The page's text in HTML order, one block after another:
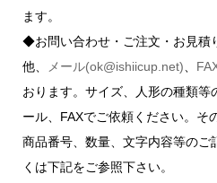
ます。
◆お問い合わせ・ご注文・お見積
他、
メール(ok@ishiicup.net)
おります。サイズ、人形の種類等
ール、FAXでご依頼ください。そ
商品番号、数量、文字内容等のご
くは下記をご参照下さい。